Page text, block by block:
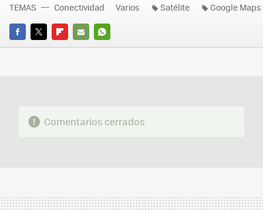
FACEBOOK
TWITTERFLIPBOARD
E-
WHATSAPP
TEMAS Conectividad Varios Satélite Google Maps
Comentarios cerrados